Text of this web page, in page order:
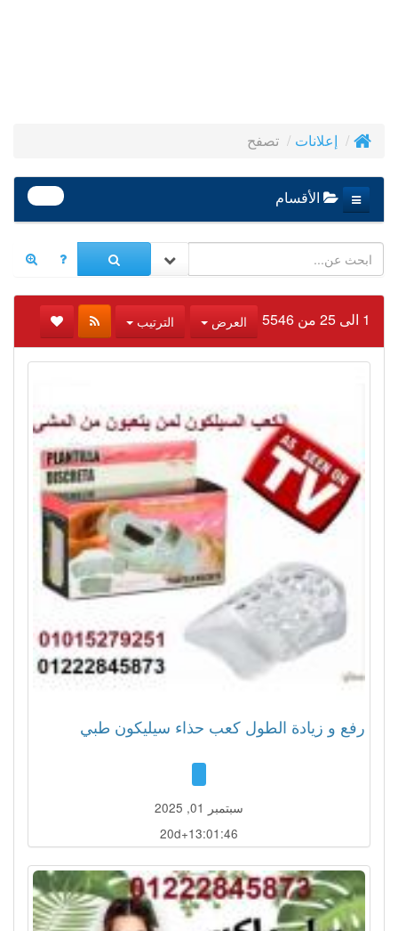
إعلانات تصفح
الأقسام
1 الى 25 من 5546 العرض الترتيب
رفع و زيادة الطول كعب حذاء سيليكون طبي
سبتمبر 01, 2025
20d+13:01:43